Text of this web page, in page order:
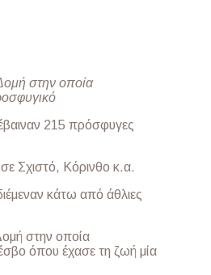
στην οποία
215 πρόσφυγες
Σχιστό, Κόρινθο κ.α.
κάτω από άθλιες
στην οποία
όπου έχασε τη ζωή μία